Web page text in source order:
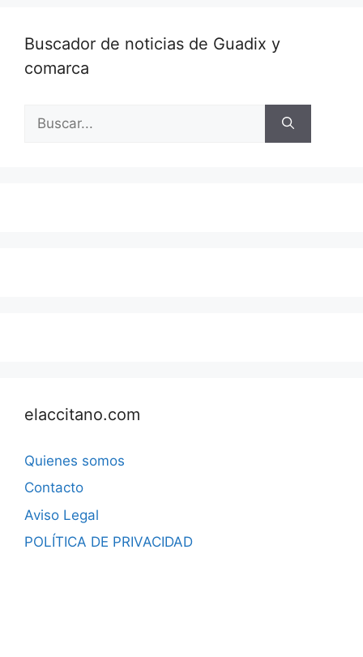
Buscador de noticias de Guadix y
comarca
elaccitano.com
Quienes somos
Contacto
Aviso Legal
POLÍTICA DE PRIVACIDAD